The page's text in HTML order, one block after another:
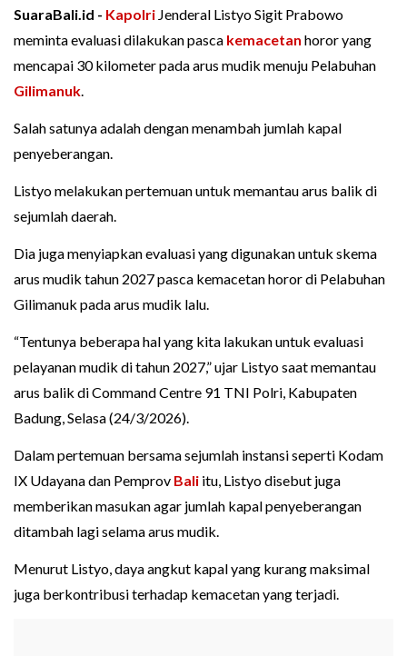
SuaraBali.id - Kapolri Jenderal Listyo Sigit Prabowo
meminta evaluasi dilakukan pasca kemacetan horor yang
mencapai 30 kilometer pada arus mudik menuju Pelabuhan
Gilimanuk.
Salah satunya adalah dengan menambah jumlah kapal
penyeberangan.
Listyo melakukan pertemuan untuk memantau arus balik di
sejumlah daerah.
Dia juga menyiapkan evaluasi yang digunakan untuk skema
arus mudik tahun 2027 pasca kemacetan horor di Pelabuhan
Gilimanuk pada arus mudik lalu.
“Tentunya beberapa hal yang kita lakukan untuk evaluasi
pelayanan mudik di tahun 2027,” ujar Listyo saat memantau
arus balik di Command Centre 91 TNI Polri, Kabupaten
Badung, Selasa (24/3/2026).
Dalam pertemuan bersama sejumlah instansi seperti Kodam
IX Udayana dan Pemprov Bali itu, Listyo disebut juga
memberikan masukan agar jumlah kapal penyeberangan
ditambah lagi selama arus mudik.
Menurut Listyo, daya angkut kapal yang kurang maksimal
juga berkontribusi terhadap kemacetan yang terjadi.